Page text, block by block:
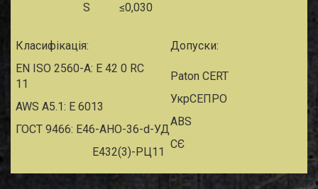
S
≤0,030
Класифікація:
Допуски:
EN ISO 2560-A: E 42 0 RC
11
AWS A5.1: E 6013
ГОСТ 9466: Е46-АНО-36-d-УД
Е432(3)-РЦ11
Paton CERT
УкрСЕПРО
ABS
СЄ